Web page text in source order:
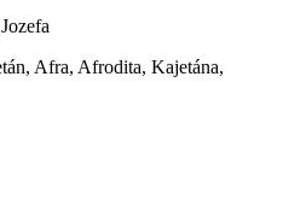
Afra, Afrodita, Kajetána,